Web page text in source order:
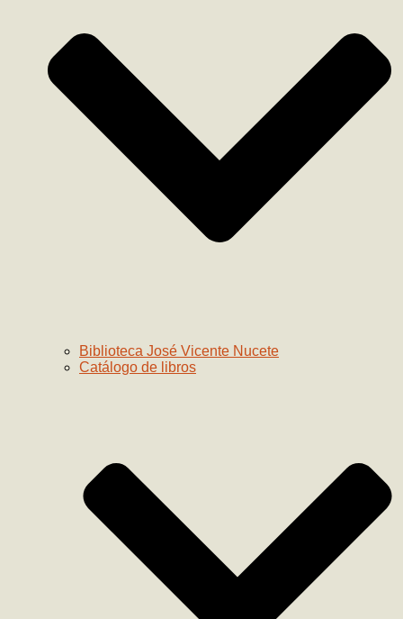
Biblioteca José Vicente Nucete
Catálogo de libros